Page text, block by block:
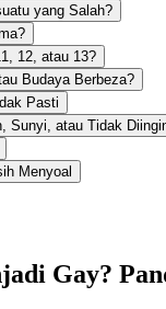
yang Salah?
12, atau 13?
Budaya Berbeza?
Pasti
Sunyi, atau Tidak
Menyoal
Gay?